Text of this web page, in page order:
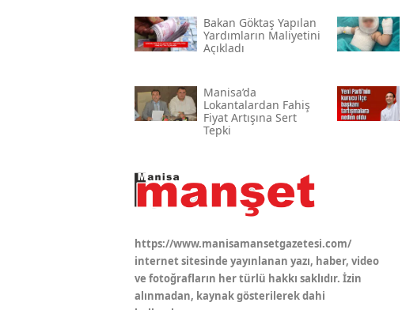
Bakan Göktaş Yapılan
Yardımların Maliyetini
Açıkladı
Manisa’da
Lokantalardan Fahiş
Fiyat Artışına Sert
Tepki
https://www.manisamansetgazetesi.com/
internet sitesinde yayınlanan yazı, haber, video
ve fotoğrafların her türlü hakkı saklıdır. İzin
alınmadan, kaynak gösterilerek dahi